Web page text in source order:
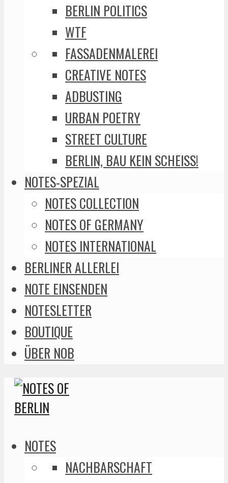
BERLIN POLITICS
WTF
FASSADENMALEREI
CREATIVE NOTES
ADBUSTING
URBAN POETRY
STREET CULTURE
BERLIN, BAU KEIN SCHEISS!
NOTES-SPEZIAL
NOTES COLLECTION
NOTES OF GERMANY
NOTES INTERNATIONAL
BERLINER ALLERLEI
NOTE EINSENDEN
NOTESLETTER
BOUTIQUE
ÜBER NOB
NOTES
NACHBARSCHAFT